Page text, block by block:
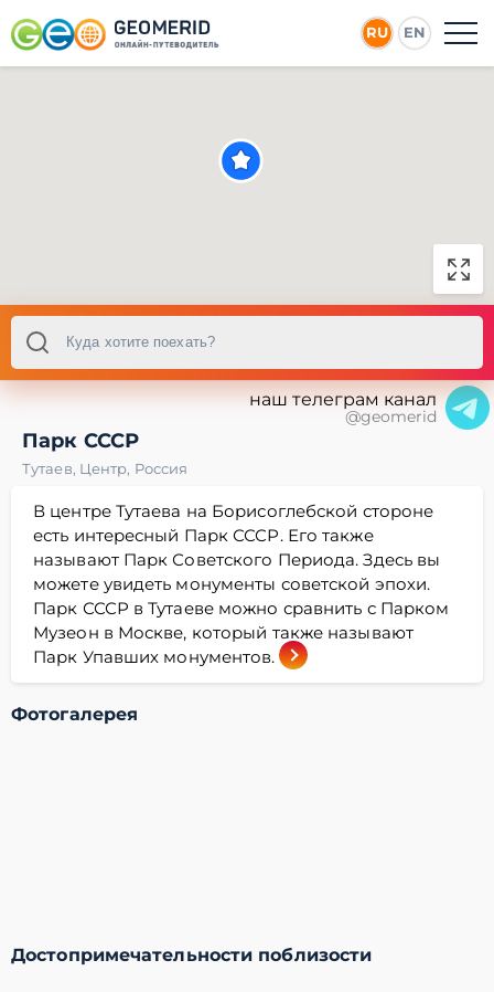
RU EN
наш телеграм канал
@geomerid
Парк СССР
Тутаев, Центр, Россия
В центре Тутаева на Борисоглебской стороне
есть интересный Парк СССР. Его также
называют Парк Советского Периода. Здесь вы
можете увидеть монументы советской эпохи.
Парк СССР в Тутаеве можно сравнить с Парком
Музеон в Москве, который также называют
Парк Упавших монументов.
Фотогалерея
Достопримечательности поблизости